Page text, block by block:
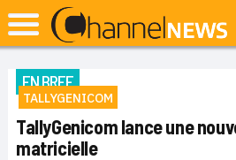
EN BREF
TALLYGENICOM
TallyGenicom lance une
matricielle